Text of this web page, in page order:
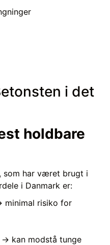
i det
holdbare
som har været brugt i
i Danmark er:
minimal risiko for
→ kan modstå tunge